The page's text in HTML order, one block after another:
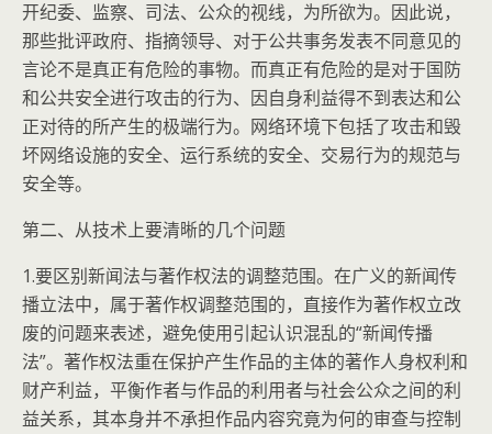
开纪委、监察、司法、公众的视线，为所欲为。因此说，
那些批评政府、指摘领导、对于公共事务发表不同意见的
言论不是真正有危险的事物。而真正有危险的是对于国防
和公共安全进行攻击的行为、因自身利益得不到表达和公
正对待的所产生的极端行为。网络环境下包括了攻击和毁
坏网络设施的安全、运行系统的安全、交易行为的规范与
安全等。
第二、从技术上要清晰的几个问题
1.要区别新闻法与著作权法的调整范围。在广义的新闻传
播立法中，属于著作权调整范围的，直接作为著作权立改
废的问题来表述，避免使用引起认识混乱的“新闻传播
法”。著作权法重在保护产生作品的主体的著作人身权利和
财产利益，平衡作者与作品的利用者与社会公众之间的利
益关系，其本身并不承担作品内容究竟为何的审查与控制